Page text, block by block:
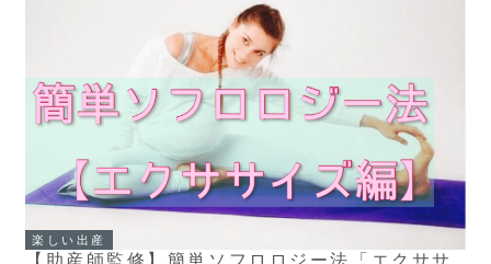
楽しい出産
【助産師監修】簡単ソフロロジー法「エクササ